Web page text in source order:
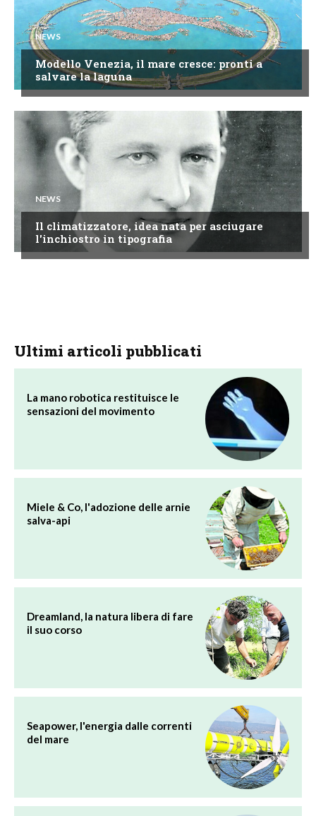
NEWS
Modello Venezia, il mare cresce: pronti a
salvare la laguna
NEWS
Il climatizzatore, idea nata per asciugare
l'inchiostro in tipografia
Ultimi articoli pubblicati
La mano robotica restituisce le
sensazioni del movimento
Miele & Co, l'adozione delle arnie
salva-api
Dreamland, la natura libera di fare
il suo corso
Seapower, l'energia dalle correnti
del mare